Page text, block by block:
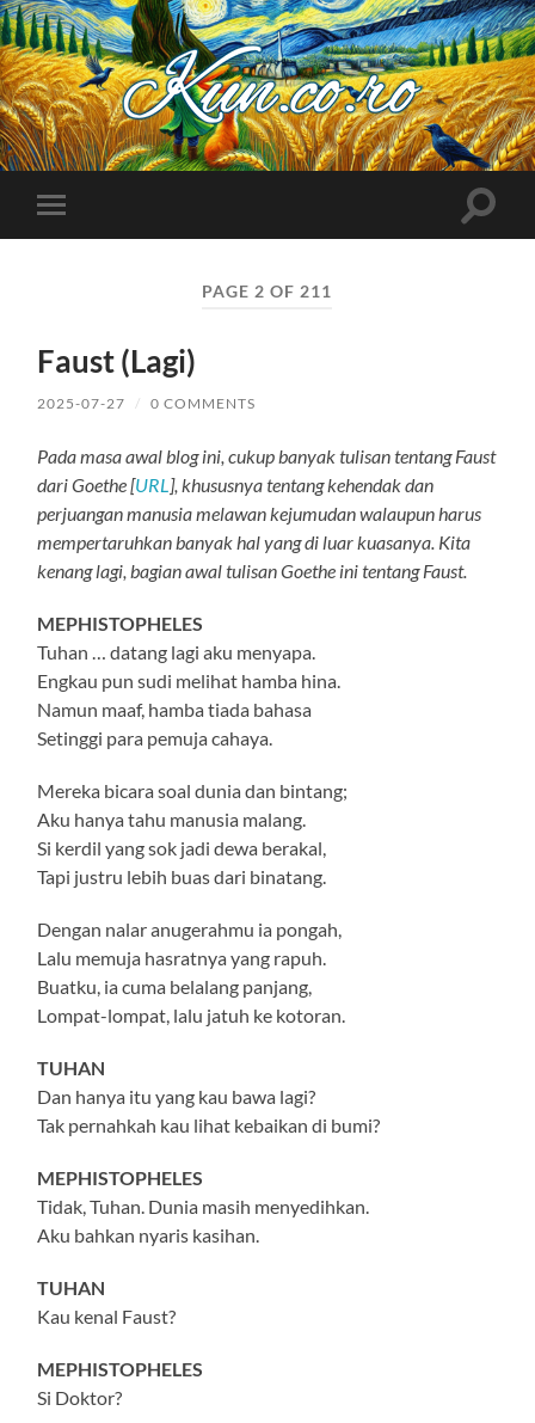
Kuncoro++
Toggle
mobile
Toggle
PAGE 2 OF 211
Faust (Lagi)
2025-07-27 / 0 COMMENTS
Pada masa awal blog ini, cukup banyak tulisan tentang Faust
dari Goethe [URL], khususnya tentang kehendak dan
perjuangan manusia melawan kejumudan walaupun harus
mempertaruhkan banyak hal yang di luar kuasanya. Kita
kenang lagi, bagian awal tulisan Goethe ini tentang Faust.
MEPHISTOPHELES
Tuhan … datang lagi aku menyapa.
Engkau pun sudi melihat hamba hina.
Namun maaf, hamba tiada bahasa
Setinggi para pemuja cahaya.
Mereka bicara soal dunia dan bintang;
Aku hanya tahu manusia malang.
Si kerdil yang sok jadi dewa berakal,
Tapi justru lebih buas dari binatang.
Dengan nalar anugerahmu ia pongah,
Lalu memuja hasratnya yang rapuh.
Buatku, ia cuma belalang panjang,
Lompat-lompat, lalu jatuh ke kotoran.
TUHAN
Dan hanya itu yang kau bawa lagi?
Tak pernahkah kau lihat kebaikan di bumi?
MEPHISTOPHELES
Tidak, Tuhan. Dunia masih menyedihkan.
Aku bahkan nyaris kasihan.
TUHAN
Kau kenal Faust?
MEPHISTOPHELES
Si Doktor?